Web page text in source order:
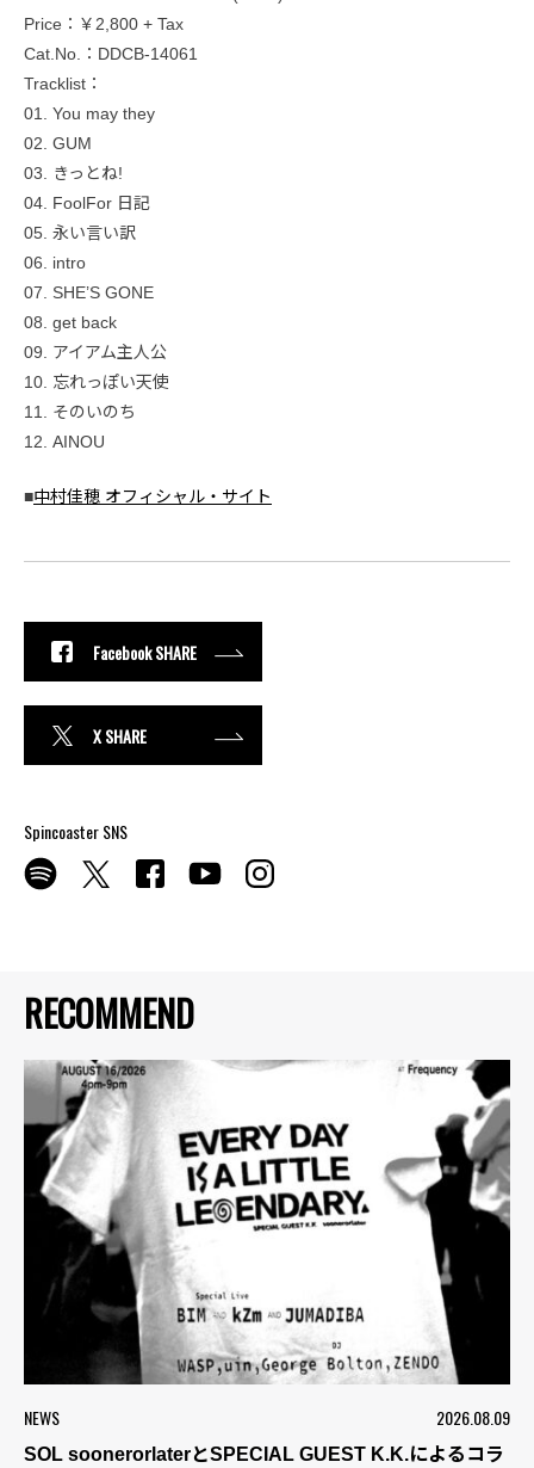
RECOMMEND
NEWS 2026.08.09
SOL soonerorlaterとSPECIAL GUEST K.K.によるコラ
Price：￥2,800 + Tax
Cat.No.：DDCB-14061
Tracklist：
01. You may they
02. GUM
03. きっとね!
04. FoolFor 日記
05. 永い言い訳
06. intro
07. SHE’S GONE
08. get back
09. アイアム主人公
10. 忘れっぽい天使
11. そのいのち
12. AINOU
■中村佳穂 オフィシャル・サイト
Facebook SHARE
X SHARE
Spincoaster SNS